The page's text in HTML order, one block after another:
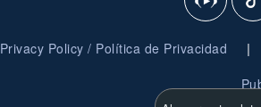
Privacy Policy / Política de Privacidad |